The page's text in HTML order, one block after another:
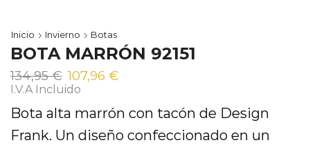
Inicio Invierno Botas
BOTA MARRÓN 92151
134,95€ El
precio
original
era:
134,95 €.
107,96 €
es:
107,96 €.
I.V.A Incluido
Bota alta marrón con tacón de Design
Frank. Un diseño confeccionado en un